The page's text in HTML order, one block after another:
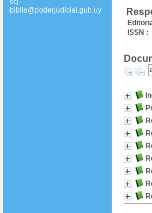
ISSN :
scj-
biblio@poderjudicial.gub.uy